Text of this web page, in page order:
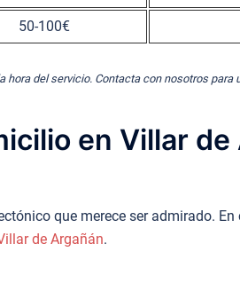
50-100€
del servicio. Contacta con nosotros para
en Villar de
que merece ser admirado.
de Argañán.